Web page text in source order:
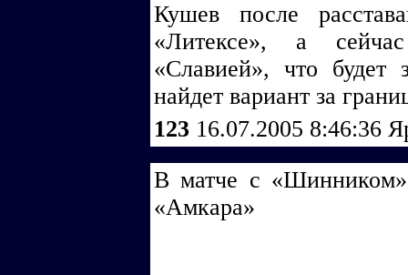
Кушев после
«Литексе», а
«Славией», что будет
найдет вариант за
123 16.07.2005 8:46:36
В матче с «Шинником»
«Амкара»